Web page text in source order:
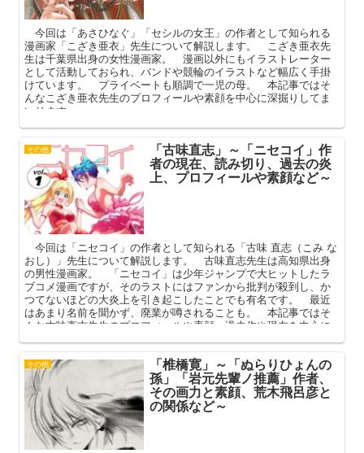
今回は「あさひなぐ」「セシルの女王」の作者として知られる
漫画家「こざき亜衣」先生について解説します。 こざき亜衣先
生は千葉県出身の女性漫画家。 漫画以外にもイラストレーター
として活動しておられ、バンドや競輪のイラストなど幅広く手掛
けています。 プライベートも順調で一児の母。 本記事ではそ
んなこざき亜衣先生のプロフィールや素顔を中心に深掘りしてま
いります。
その他 「古味直志」～「ニセコイ」作
者の現在、読み切り、過去の炎
上、プロフィールや素顔など～
今回は「ニセコイ」の作者として知られる「古味 直志（こみ な
おし）」先生について解説します。 古味直志先生は高知県出身
の男性漫画家。 「ニセコイ」は少年ジャンプで大ヒットしたラ
ブコメ漫画ですが、そのラストにはファンから批判が殺到し、か
つてないほどの大炎上を引き起こしたことでも有名です。 最近
はあまり名前を聞かず、廃業が噂されることも。 本記事ではそ
んな古味直志先生のプロフィールや素顔、過去作や現在を中心に
その他 「椎橋寛」～「ぬらりひょんの
孫」「岩元先輩ノ推薦」作者、
その画力と素顔、荒木飛呂彦と
の関係など～